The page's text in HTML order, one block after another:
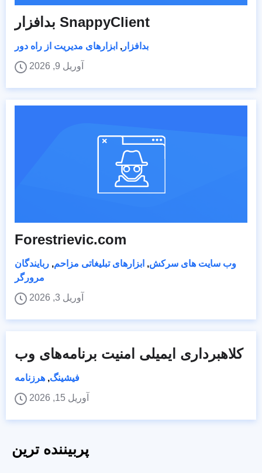
بدافزار SnappyClient
بدافزار , ابزارهای مدیریت از راه دور
آوریل 9, 2026
Forestrievic.com
وب سایت های سرکش, ابزارهای تبلیغاتی مزاحم, ربایندگان
مرورگر
آوریل 3, 2026
کلاهبرداری ایمیلی امنیت برنامه‌های وب
فیشینگ, هرزنامه
آوریل 15, 2026
پربیننده ترین